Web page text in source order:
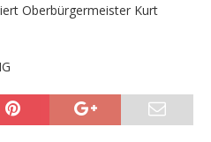
Oberbürgermeister Kurt